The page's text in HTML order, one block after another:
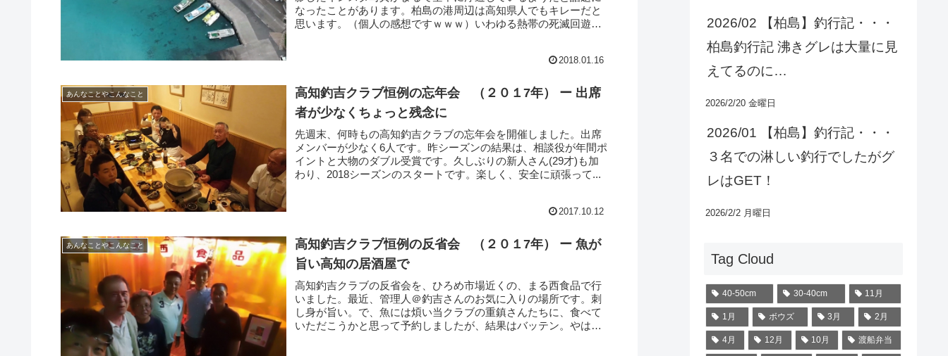
なったことがあります。柏島の港周辺は高知県人でもキレーだと
思います。（個人の感想ですｗｗｗ）いわゆる熱帯の死滅回遊魚
2018.01.16
あんなことやこんなこと
高知釣吉クラブ恒例の忘年会 （２０１7年） ー 出席
者が少なくちょっと残念に
先週末、何時もの高知釣吉クラブの忘年会を開催しました。出席
メンバーが少なく6人です。昨シーズンの結果は、相談役が年間ポ
イントと大物のダブル受賞です。久しぶりの新人さん(29才)も加
わり、2018シーズンのスタートです。楽しく、安全に頑張って...
2017.10.12
あんなことやこんなこと
高知釣吉クラブ恒例の反省会 （２０１7年） ー 魚が
旨い高知の居酒屋で
高知釣吉クラブの反省会を、ひろめ市場近くの、まる西食品で行
いました。最近、管理人＠釣吉さんのお気に入りの場所です。刺
し身が旨い。で、魚には煩い当クラブの重鎮さんたちに、食べて
いただこうかと思って予約しましたが、結果はバッテン。やは
2026/02 【柏島】釣行記・・・
柏島釣行記 沸きグレは大量に見
えてるのに…
2026/2/20 金曜日
2026/01 【柏島】釣行記・・・
３名での淋しい釣行でしたがグ
レはGET！
2026/2/2 月曜日
Tag Cloud
40-50cm 30-40cm 11月
1月 ボウズ 3月 2月
4月 12月 10月 渡船弁当